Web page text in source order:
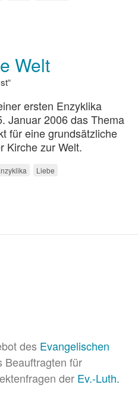
Welt
ersten Enzyklika
Januar 2006 das Thema
für eine grundsätzliche
Kirche zur Welt.
Liebe
des Evangelischen
Beauftragten für
der Ev.-Luth.